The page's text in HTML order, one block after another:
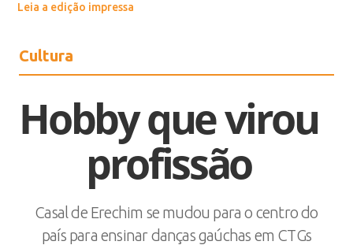
Leia a edição impressa
Cultura
Hobby que virou
profissão
Casal de Erechim se mudou para o centro do
país para ensinar danças gaúchas em CTGs